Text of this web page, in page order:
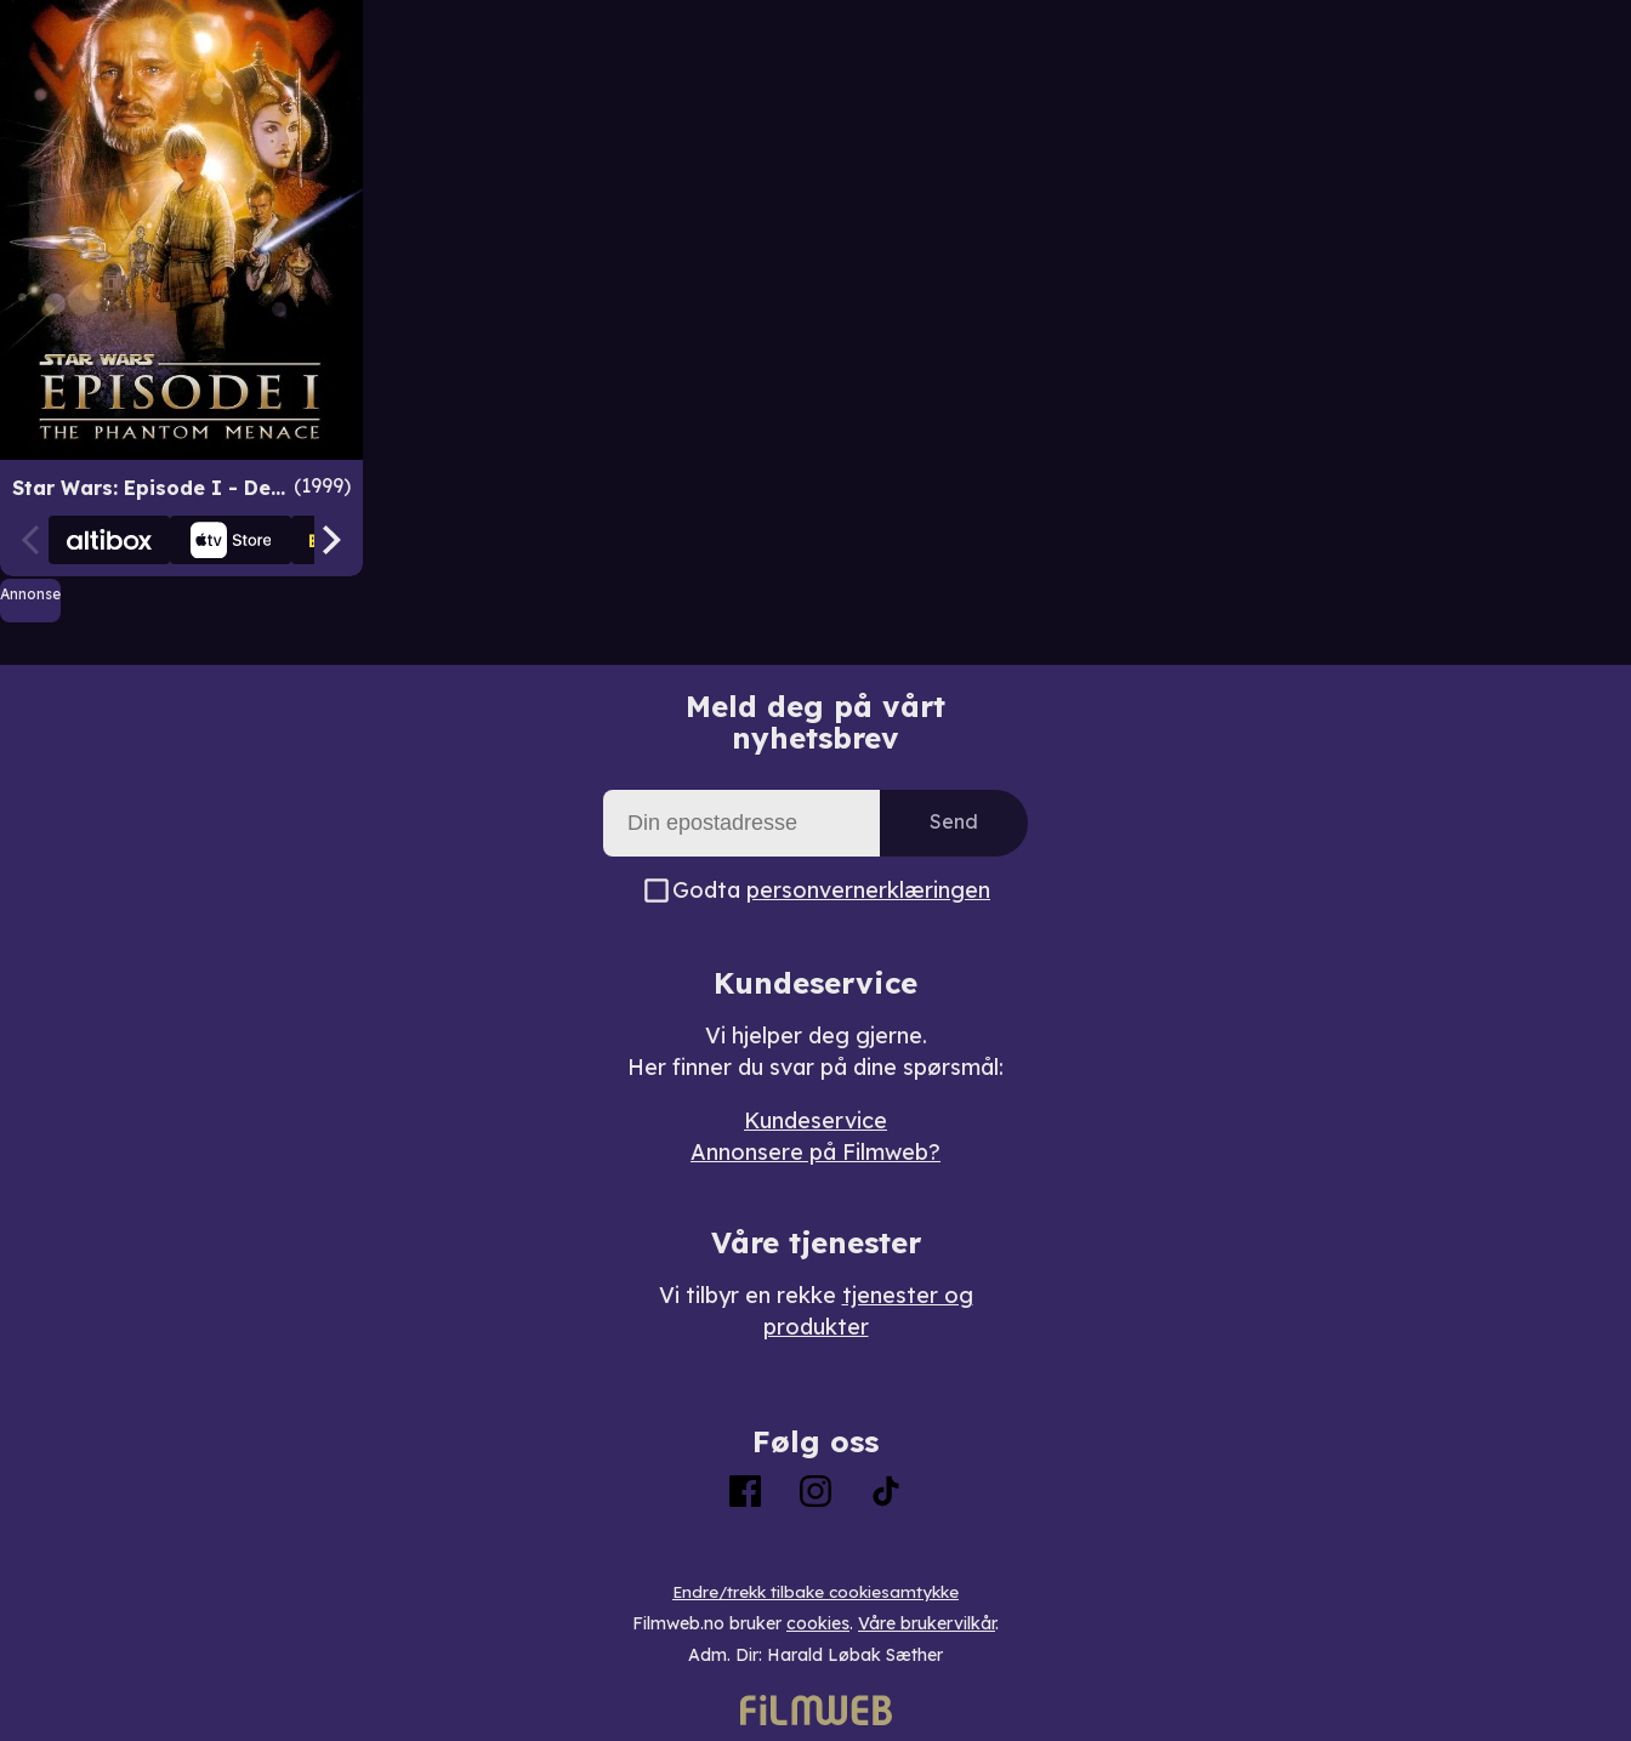
Star Wars: Episode I - Den skjulte trussel 1999
Annonse
Meld deg på vårt
nyhetsbrev
Send
Godta personvernerklæringen
Kundeservice
Vi hjelper deg gjerne.
Her finner du svar på dine spørsmål:
Kundeservice
Annonsere på Filmweb?
Våre tjenester
Vi tilbyr en rekke tjenester og
produkter
Følg oss
Endre/trekk tilbake cookiesamtykke
Filmweb.no bruker cookies. Våre brukervilkår.
Adm. Dir: Harald Løbak Sæther